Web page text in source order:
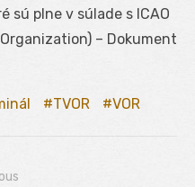
sú plne v súlade s ICAO
– Dokument
TVOR VOR